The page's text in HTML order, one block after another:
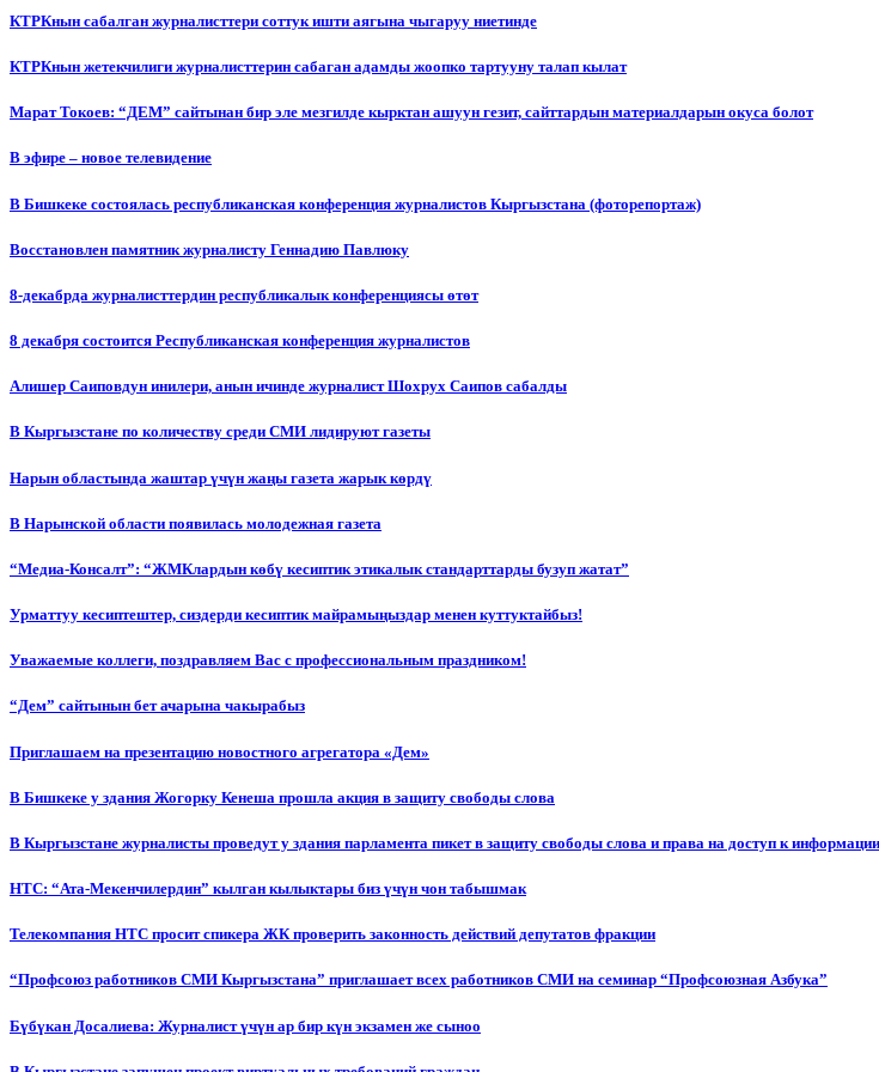
КТРКнын сабалган журналисттери соттук ишти аягына чыгаруу ниетинде
КТРКнын жетекчилиги журналисттерин сабаган адамды жоопко тартууну талап кылат
Марат Токоев: “ДЕМ” сайтынан бир эле мезгилде кырктан ашуун гезит, сайттардын материалдарын окуса болот
В эфире – новое телевидение
В Бишкеке состоялась республиканская конференция журналистов Кыргызстана (фоторепортаж)
Восстановлен памятник журналисту Геннадию Павлюку
8-декабрда журналисттердин республикалык конференциясы өтөт
8 декабря состоится Республиканская конференция журналистов
Алишер Саиповдун инилери, анын ичинде журналист Шохрух Саипов сабалды
В Кыргызстане по количеству среди СМИ лидируют газеты
Нарын областында жаштар үчүн жаңы газета жарык көрдү
В Нарынской области появилась молодежная газета
“Медиа-Консалт”: “ЖМКлардын көбү кесиптик этикалык стандарттарды бузуп жатат”
Урматтуу кесиптештер, сиздерди кесиптик майрамыңыздар менен куттуктайбыз!
Уважаемые коллеги, поздравляем Вас с профессиональным праздником!
“Дем” сайтынын бет ачарына чакырабыз
Приглашаем на презентацию новостного агрегатора «Дем»
В Бишкеке у здания Жогорку Кенеша прошла акция в защиту свободы слова
В Кыргызстане журналисты проведут у здания парламента пикет в защиту свободы слова и права на доступ к информации
НТС: “Ата-Мекенчилердин” кылган кылыктары биз үчүн чон табышмак
Телекомпания НТС просит спикера ЖК проверить законность действий депутатов фракции
“Профсоюз работников СМИ Кыргызстана” приглашает всех работников СМИ на семинар “Профсоюзная Азбука”
Бүбүкан Досалиева: Журналист үчүн ар бир күн экзамен же сыноо